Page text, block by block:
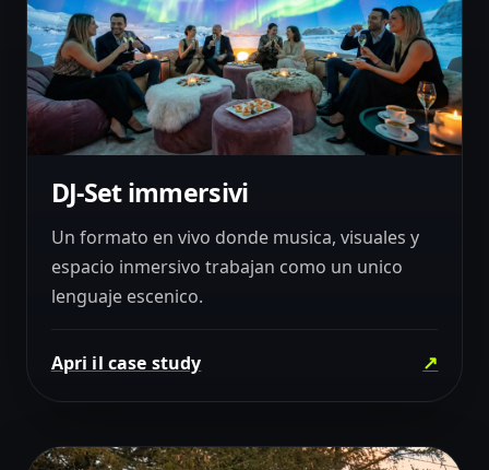
LIVE 05
DJ-Set immersivi
Un formato en vivo donde musica, visuales y
espacio inmersivo trabajan como un unico
lenguaje escenico.
Apri il case study ↗